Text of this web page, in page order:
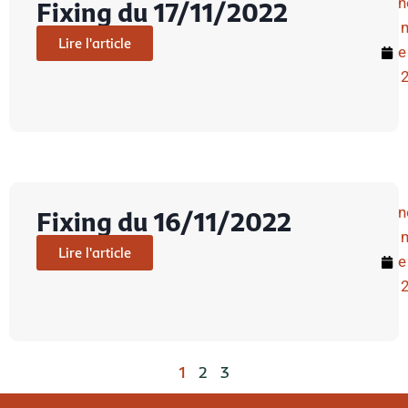
Fixing du 17/11/2022
Lire l'article
Fixing du 16/11/2022
Lire l'article
1 2 3